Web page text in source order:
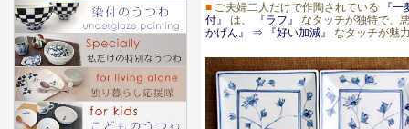
■ ご夫婦二人だけで作陶されている
『一
付』
は、 『ラフ』
なタッチが独特で、
かげん』 ⇒ 『好い加減』
なタッチが魅